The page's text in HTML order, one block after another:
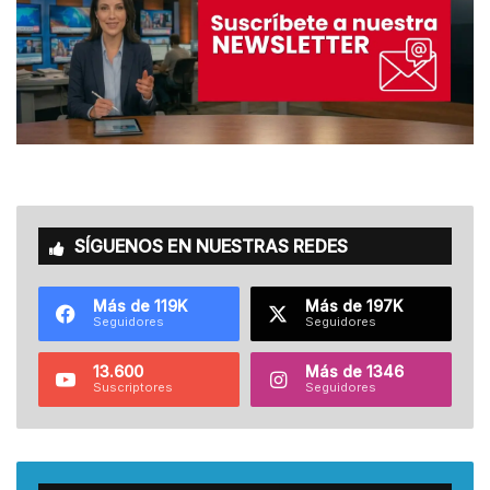
SÍGUENOS EN NUESTRAS REDES
Más de 119K
Seguidores
Más de 197K
Seguidores
13.600
Suscriptores
Más de 1346
Seguidores